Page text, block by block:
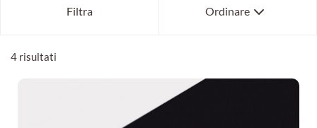
Filtra Ordinare
Bestseller
Per prezzo decrescente
4 risultati